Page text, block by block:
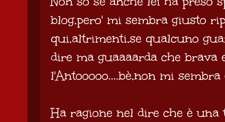
blog,pero' mi sembra giusto
qui,altrimenti,se qualcuno
dire ma guaaaarda che brava
l'Antooooo....bè,non mi
Ha ragione nel dire che è